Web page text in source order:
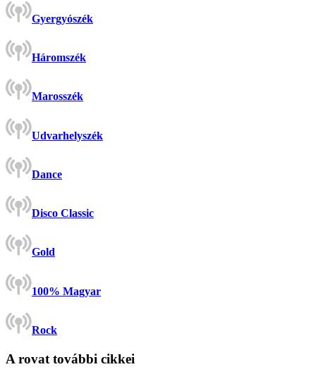
Gyergyószék
Háromszék
Marosszék
Udvarhelyszék
Dance
Disco Classic
Gold
100% Magyar
Rock
A rovat további cikkei